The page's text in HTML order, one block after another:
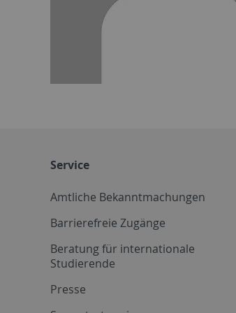
Service
Amtliche Bekanntmachungen
Barrierefreie Zugänge
Beratung für internationale
Studierende
Presse